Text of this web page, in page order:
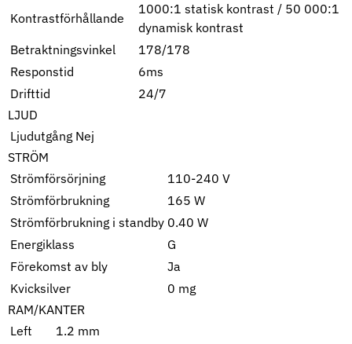
Kontrastförhållande
1000:1 statisk kontrast / 50 000:1
dynamisk kontrast
Betraktningsvinkel
178/178
Responstid
6ms
Drifttid
24/7
LJUD
Ljudutgång Nej
STRÖM
Strömförsörjning
110-240 V
Strömförbrukning
165 W
Strömförbrukning i standby 0.40 W
Energiklass
G
Förekomst av bly
Ja
Kvicksilver
0 mg
RAM/KANTER
Left
1.2 mm